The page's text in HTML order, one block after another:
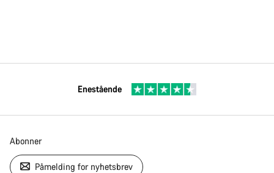
Enestående
Abonner
Påmelding for nyhetsbrev